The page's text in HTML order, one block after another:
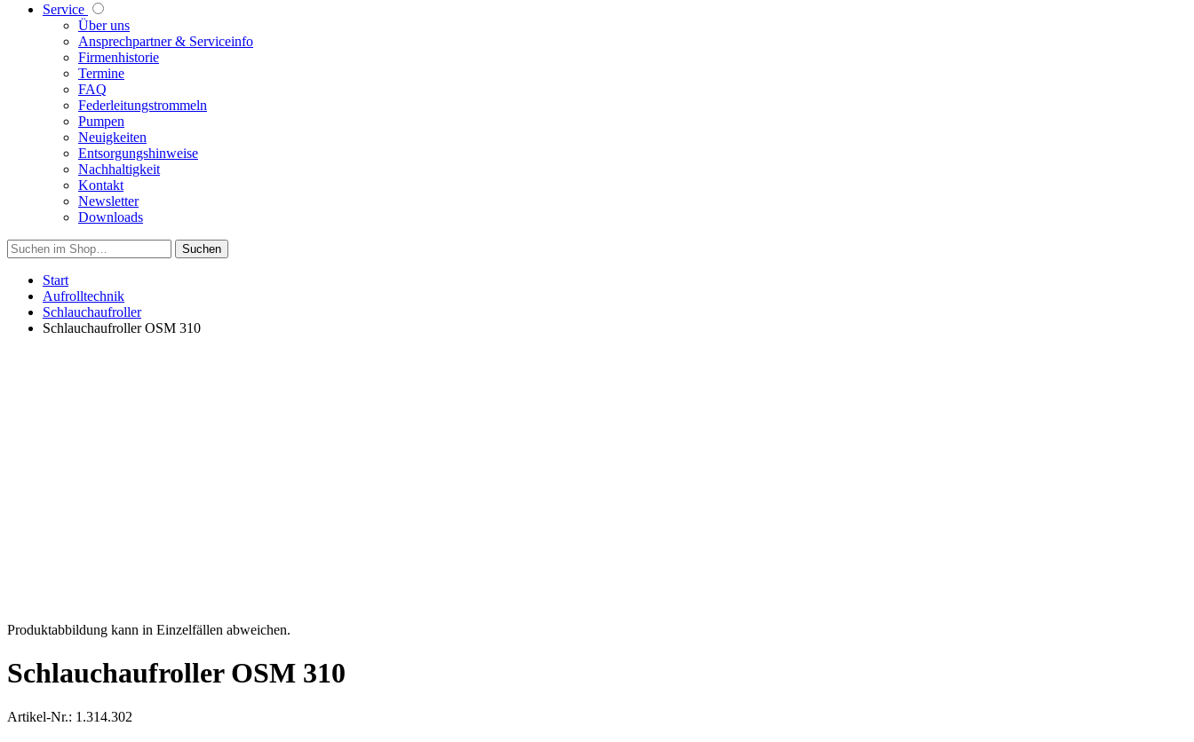
Service
Über uns
Ansprechpartner & Serviceinfo
Firmenhistorie
Termine
FAQ
Federleitungstrommeln
Pumpen
Neuigkeiten
Entsorgungshinweise
Nachhaltigkeit
Kontakt
Newsletter
Downloads
Suchen
Start
Aufrolltechnik
Schlauchaufroller
Schlauchaufroller OSM 310
Produktabbildung kann in Einzelfällen abweichen.
Schlauchaufroller OSM 310
Artikel-Nr.: 1.314.302